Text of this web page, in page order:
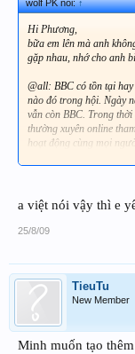
wolf PK nói:↑
Hi Phương,
bữa em lên mà anh
gặp nhau, nhớ cho anh
@all: BBC có tồn tại
nào đó trong hội. Ngày
vẫn còn BBC. Trong
thường xuyên online
hoạt động cùng mọi
ta vẫn có thể liên lạc
a việt nói vậy thì e
25/8/09
TieuTu
New Member
Minh muốn tạo